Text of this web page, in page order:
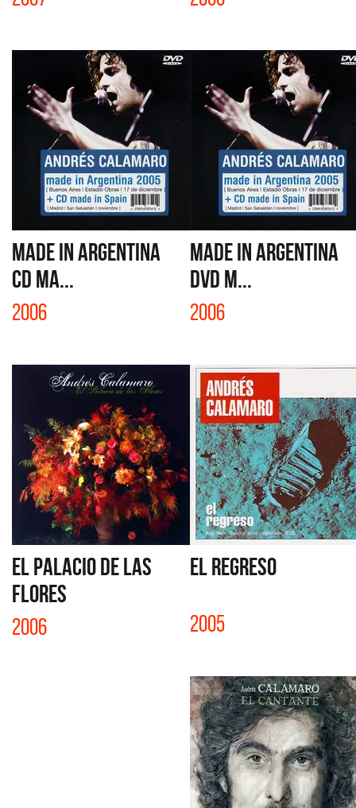
MADE IN ARGENTINA
CD MA...
2006
MADE IN ARGENTINA
DVD M...
2006
EL PALACIO DE LAS
FLORES
2006
EL REGRESO
2005